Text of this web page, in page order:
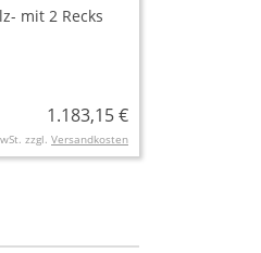
mit 2 Recks
1.183,15 €
zzgl. Versandkosten